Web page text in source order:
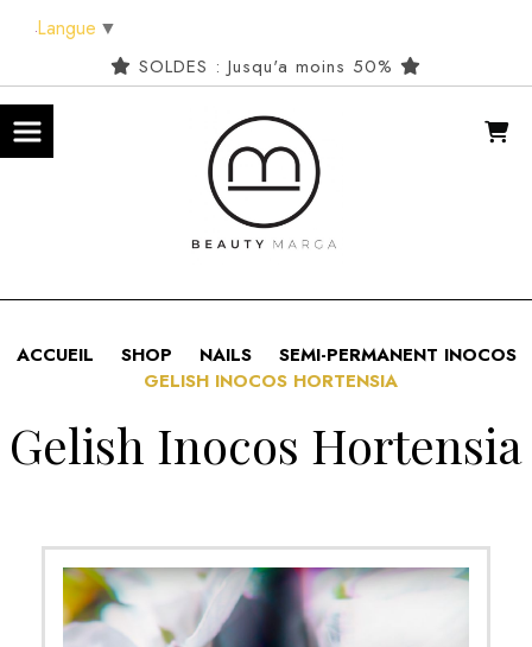
SOLDES : Jusqu'a moins 50%
ACCUEIL SHOP NAILS
SEMI-PERMANENT INOCOS
GELISH INOCOS HORTENSIA
Gelish Inocos Hortensia
Langue ▼